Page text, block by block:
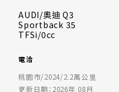
AUDI/奧迪 Q3
Sportback 35
TFSi/0cc
電洽
桃園市/2024/2.2萬公里
更新日期：2026年 08月